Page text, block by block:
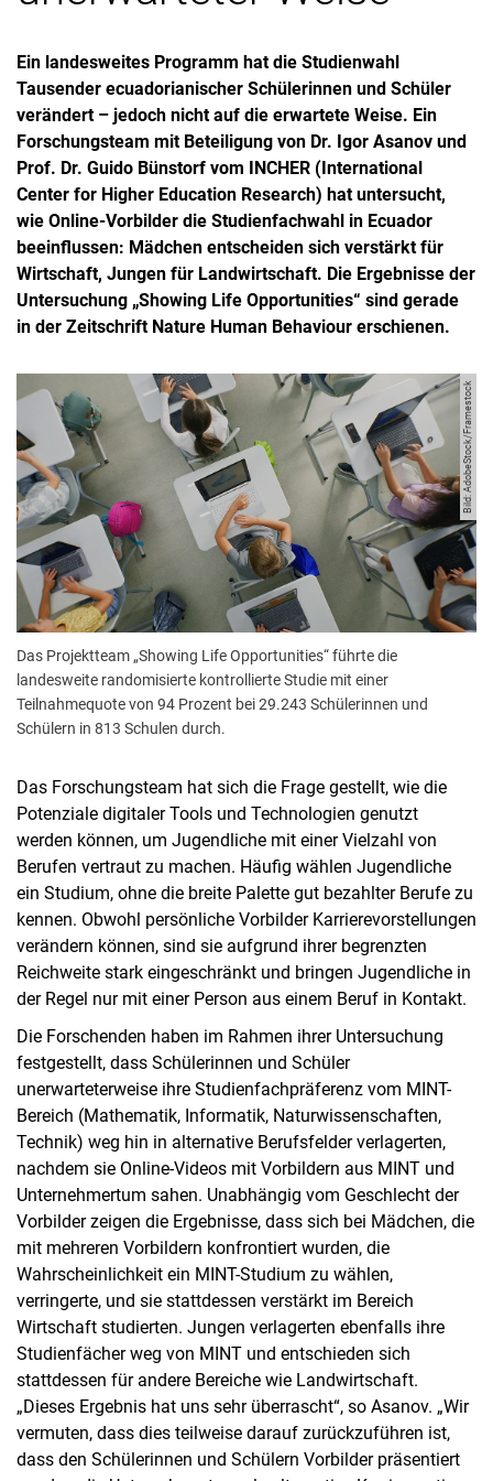
Ein landesweites Programm hat die Studienwahl
Tausender ecuadorianischer Schülerinnen und Schüler
verändert – jedoch nicht auf die erwartete Weise. Ein
Forschungsteam mit Beteiligung von Dr. Igor Asanov und
Prof. Dr. Guido Bünstorf vom INCHER (International
Center for Higher Education Research) hat untersucht,
wie Online-Vorbilder die Studienfachwahl in Ecuador
beeinflussen: Mädchen entscheiden sich verstärkt für
Wirtschaft, Jungen für Landwirtschaft. Die Ergebnisse der
Untersuchung „Showing Life Opportunities“ sind gerade
in der Zeitschrift Nature Human Behaviour erschienen.
Bild: AdobeStock/Framestock
Das Projektteam „Showing Life Opportunities“ führte die
landesweite randomisierte kontrollierte Studie mit einer
Teilnahmequote von 94 Prozent bei 29.243 Schülerinnen und
Schülern in 813 Schulen durch.
Das Forschungsteam hat sich die Frage gestellt, wie die
Potenziale digitaler Tools und Technologien genutzt
werden können, um Jugendliche mit einer Vielzahl von
Berufen vertraut zu machen. Häufig wählen Jugendliche
ein Studium, ohne die breite Palette gut bezahlter Berufe zu
kennen. Obwohl persönliche Vorbilder Karrierevorstellungen
verändern können, sind sie aufgrund ihrer begrenzten
Reichweite stark eingeschränkt und bringen Jugendliche in
der Regel nur mit einer Person aus einem Beruf in Kontakt.
Die Forschenden haben im Rahmen ihrer Untersuchung
festgestellt, dass Schülerinnen und Schüler
unerwarteterweise ihre Studienfachpräferenz vom MINT-
Bereich (Mathematik, Informatik, Naturwissenschaften,
Technik) weg hin in alternative Berufsfelder verlagerten,
nachdem sie Online-Videos mit Vorbildern aus MINT und
Unternehmertum sahen. Unabhängig vom Geschlecht der
Vorbilder zeigen die Ergebnisse, dass sich bei Mädchen, die
mit mehreren Vorbildern konfrontiert wurden, die
Wahrscheinlichkeit ein MINT-Studium zu wählen,
verringerte, und sie stattdessen verstärkt im Bereich
Wirtschaft studierten. Jungen verlagerten ebenfalls ihre
Studienfächer weg von MINT und entschieden sich
stattdessen für andere Bereiche wie Landwirtschaft.
„Dieses Ergebnis hat uns sehr überrascht“, so Asanov. „Wir
vermuten, dass dies teilweise darauf zurückzuführen ist,
dass den Schülerinnen und Schülern Vorbilder präsentiert